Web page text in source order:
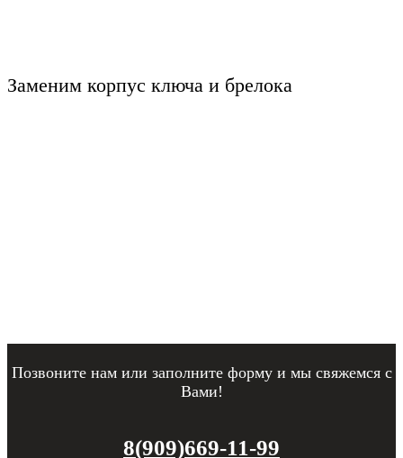
Заменим корпус ключа и брелока
Позвоните нам или заполните форму и мы свяжемся с
Вами!
8(909)669-11-99